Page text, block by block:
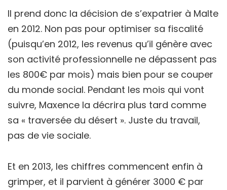
Il prend donc la décision de s’expatrier à Malte
en 2012. Non pas pour optimiser sa fiscalité
(puisqu’en 2012, les revenus qu’il génère avec
son activité professionnelle ne dépassent pas
les 800€ par mois) mais bien pour se couper
du monde social. Pendant les mois qui vont
suivre, Maxence la décrira plus tard comme
sa « traversée du désert ». Juste du travail,
pas de vie sociale.
Et en 2013, les chiffres commencent enfin à
grimper, et il parvient à générer 3000 € par